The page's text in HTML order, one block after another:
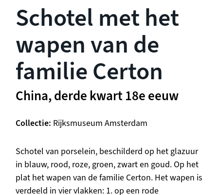
Schotel met het
wapen van de
familie Certon
China, derde kwart 18e eeuw
Collectie Rijksmuseum Amsterdam
Beschrijving
Schotel van porselein, beschilderd op het glazuur
in blauw, rood, roze, groen, zwart en goud. Op het
plat het wapen van de familie Certon. Het wapen is
verdeeld in vier vlakken: 1. op een rode